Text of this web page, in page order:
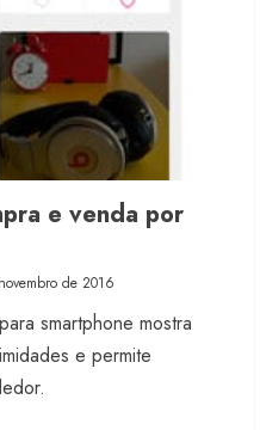
e venda por
de 2016
smartphone mostra
e permite